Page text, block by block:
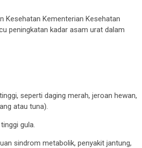
Kesehatan Kementerian Kesehatan
peningkatan kadar asam urat dalam
seperti daging merah, jeroan hewan,
atau tuna).
gula.
sindrom metabolik, penyakit jantung,